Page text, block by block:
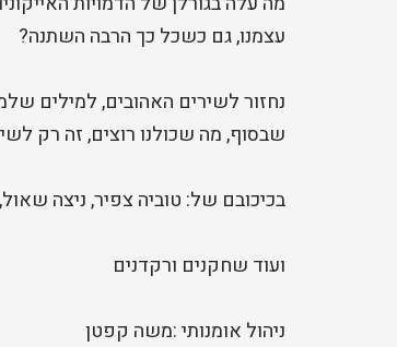
עצמנו, גם כשכל כך הרבה השתנה?
נחזור לשירים האהובים, למילים
שבסוף, מה שכולנו רוצים, זה רק
בכיכובם של: טוביה צפיר, ניצה
ועוד שחקנים ורקדנים
ניהול אומנותי :משה קפטן